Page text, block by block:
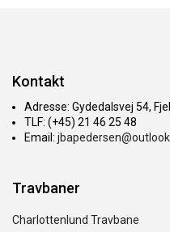
Kontakt
Adresse: Gydedalsvej 54,
TLF: (+45) 21 46 25 48
Email:
Travbaner
Charlottenlund Travbane